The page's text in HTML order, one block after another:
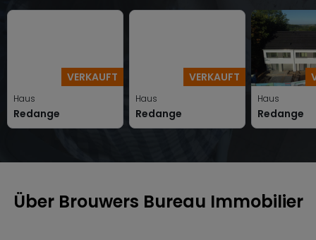
VERKAUFT
Haus
Redange
VERKAUFT
Haus
Redange
Haus
Redange
Über Brouwers Bureau Immobilier